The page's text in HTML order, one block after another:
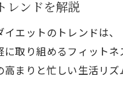
レンドを解説
エットのトレンドは
取り組めるフィット
まりと忙しい生活リ